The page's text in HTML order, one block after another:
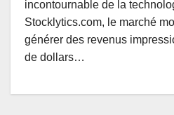
incontournable de la
Stocklytics.com, le marché
générer des revenus
de dollars…